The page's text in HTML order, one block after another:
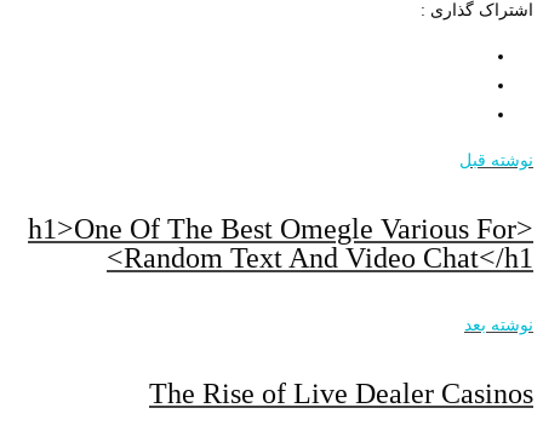
اشتراک گذاری :
نوشته قبل
<h1>One Of The Best Omegle Various For
Random Text And Video Chat</h1>
نوشته بعد
The Rise of Live Dealer Casinos